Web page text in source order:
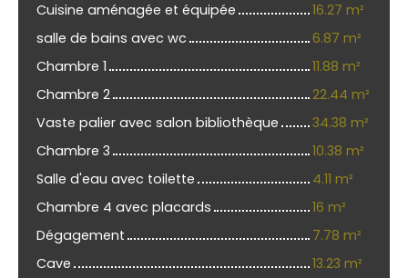
Cuisine aménagée et équipée
16.27 m²
salle de bains avec wc
6.87 m²
Chambre 1
11.88 m²
Chambre 2
22.44 m²
Vaste palier avec salon bibliothèque
34.38 m²
Chambre 3
10.38 m²
Salle d'eau avec toilette
4.11 m²
Chambre 4 avec placards
16 m²
Dégagement
7.78 m²
Cave
13.23 m²